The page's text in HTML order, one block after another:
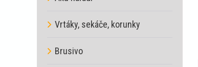
Vrtáky, sekáče, korunky
Brusivo